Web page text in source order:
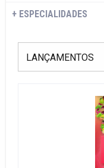
ESPECIALIDADES